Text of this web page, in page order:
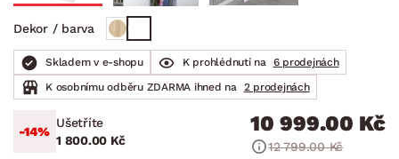
Dekor / barva
Skladem v e-shopu K prohlédnutí na
6 prodejnách
K osobnímu odběru ZDARMA ihned na
2 prodejnách
-14%
Ušetříte
1 800.00 Kč
10 999.00 Kč
12 799.00 Kč